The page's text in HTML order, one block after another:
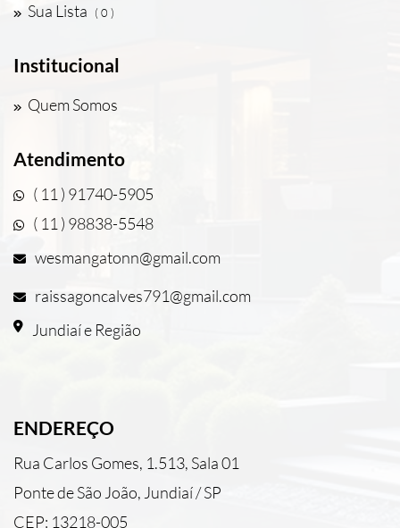
Sua Lista ( 0 )
Institucional
Quem Somos
Atendimento
( 11 ) 91740-5905
( 11 ) 98838-5548
wesmangatonn@gmail.com
raissagoncalves791@gmail.com
Jundiaí e Região
ENDEREÇO
Rua Carlos Gomes, 1.513, Sala 01
Ponte de São João, Jundiaí / SP
CEP: 13218-005